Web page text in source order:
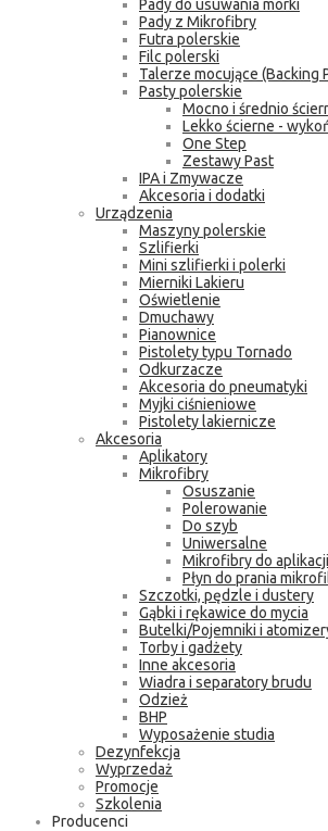
Pady do usuwania morki
Pady z Mikrofibry
Futra polerskie
Filc polerski
Talerze mocujące (Backing
Pasty polerskie
Mocno i średnio
Lekko ścierne -
One Step
Zestawy Past
IPA i Zmywacze
Akcesoria i dodatki
Urządzenia
Maszyny polerskie
Szlifierki
Mini szlifierki i polerki
Mierniki Lakieru
Oświetlenie
Dmuchawy
Pianownice
Pistolety typu Tornado
Odkurzacze
Akcesoria do pneumatyki
Myjki ciśnieniowe
Pistolety lakiernicze
Akcesoria
Aplikatory
Mikrofibry
Osuszanie
Polerowanie
Do szyb
Uniwersalne
Mikrofibry do
Płyn do prania
Szczotki, pędzle i dustery
Gąbki i rękawice do mycia
Butelki/Pojemniki i
Torby i gadżety
Inne akcesoria
Wiadra i separatory brudu
Odzież
BHP
Wyposażenie studia
Dezynfekcja
Wyprzedaż
Promocje
Szkolenia
Producenci